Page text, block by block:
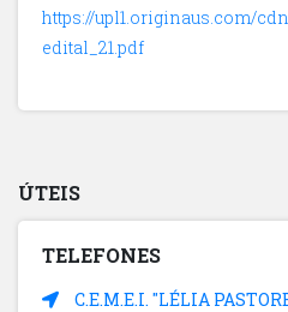
https://upl1.originaus.com/
edital_21.pdf
ÚTEIS
TELEFONES
C.E.M.E.I. "LÉLIA